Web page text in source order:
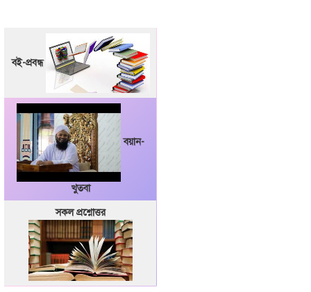
বই-প্রবন্ধ
বয়ান-
খুতবা
সকল প্রশ্নোত্তর